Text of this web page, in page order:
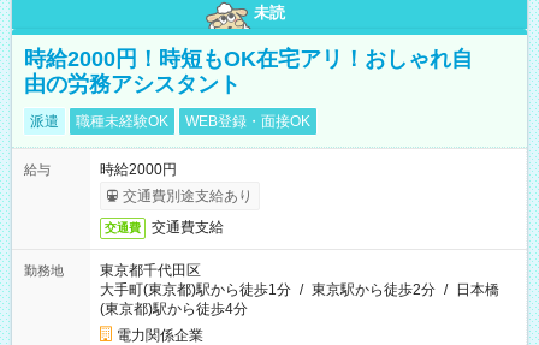
未読
時給2000円！時短もOK在宅アリ！おしゃれ自
由の労務アシスタント
派遣 職種未経験OK WEB登録・面接OK
給与
時給2000円
交通費別途支給あり
交通費 交通費支給
勤務地
東京都千代田区
大手町(東京都)駅から徒歩1分 / 東京駅から徒歩2分 / 日本橋
(東京都)駅から徒歩4分
電力関係企業